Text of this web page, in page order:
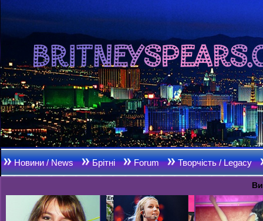
Новини / News Брітні Forum Творчість / Legacy